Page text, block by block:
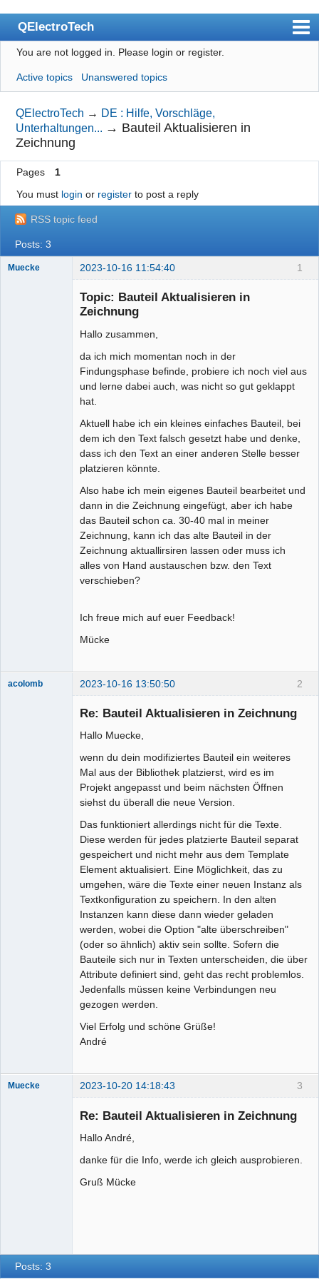
QElectroTech
Index
User list
Search
Register
Login
Wiki
BugTracker
Videos
Manual 0.8_cs
Google_Search
You are not logged in. Please login or register.
Active topics Unanswered topics
QElectroTech → DE : Hilfe, Vorschläge,
Unterhaltungen... → Bauteil Aktualisieren in
Zeichnung
Pages
1
You must login or registerto post a reply
RSS topic feed
Posts: 3
1
Muecke 2023-10-16 11:54:40
Topic: Bauteil Aktualisieren in
Zeichnung
Hallo zusammen,
da ich mich momentan noch in der
Findungsphase befinde, probiere ich noch viel aus
und lerne dabei auch, was nicht so gut geklappt
hat.
Aktuell habe ich ein kleines einfaches Bauteil, bei
dem ich den Text falsch gesetzt habe und denke,
dass ich den Text an einer anderen Stelle besser
platzieren könnte.
Also habe ich mein eigenes Bauteil bearbeitet und
dann in die Zeichnung eingefügt, aber ich habe
das Bauteil schon ca. 30-40 mal in meiner
Zeichnung, kann ich das alte Bauteil in der
Zeichnung aktuallirsiren lassen oder muss ich
alles von Hand austauschen bzw. den Text
verschieben?
Ich freue mich auf euer Feedback!
Mücke
2
acolomb 2023-10-16 13:50:50
Re: Bauteil Aktualisieren in Zeichnung
Hallo Muecke,
wenn du dein modifiziertes Bauteil ein weiteres
Mal aus der Bibliothek platzierst, wird es im
Projekt angepasst und beim nächsten Öffnen
siehst du überall die neue Version.
Das funktioniert allerdings nicht für die Texte.
Diese werden für jedes platzierte Bauteil separat
gespeichert und nicht mehr aus dem Template
Element aktualisiert. Eine Möglichkeit, das zu
umgehen, wäre die Texte einer neuen Instanz als
Textkonfiguration zu speichern. In den alten
Instanzen kann diese dann wieder geladen
werden, wobei die Option "alte überschreiben"
(oder so ähnlich) aktiv sein sollte. Sofern die
Bauteile sich nur in Texten unterscheiden, die über
Attribute definiert sind, geht das recht problemlos.
Jedenfalls müssen keine Verbindungen neu
gezogen werden.
Viel Erfolg und schöne Grüße!
André
3
Muecke 2023-10-20 14:18:43
Re: Bauteil Aktualisieren in Zeichnung
Hallo André,
danke für die Info, werde ich gleich ausprobieren.
Gruß Mücke
Posts: 3